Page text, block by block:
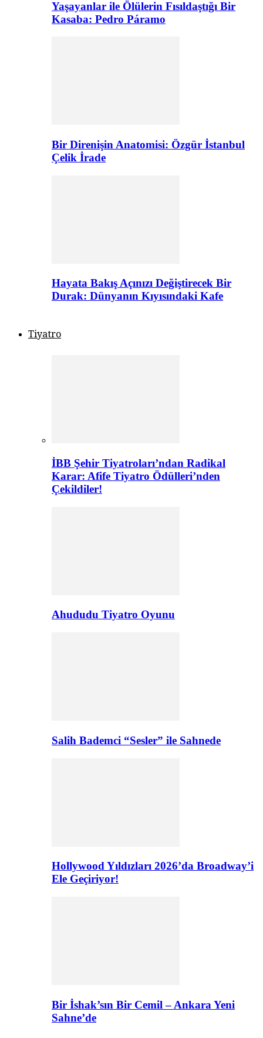
Yaşayanlar ile Ölülerin Fısıldaştığı Bir
Kasaba: Pedro Páramo
Bir Direnişin Anatomisi: Özgür İstanbul
Çelik İrade
Hayata Bakış Açınızı Değiştirecek Bir
Durak: Dünyanın Kıyısındaki Kafe
Tiyatro
İBB Şehir Tiyatroları’ndan Radikal
Karar: Afife Tiyatro Ödülleri’nden
Çekildiler!
Ahududu Tiyatro Oyunu
Salih Bademci “Sesler” ile Sahnede
Hollywood Yıldızları 2026’da Broadway’i
Ele Geçiriyor!
Bir İshak’sın Bir Cemil – Ankara Yeni
Sahne’de